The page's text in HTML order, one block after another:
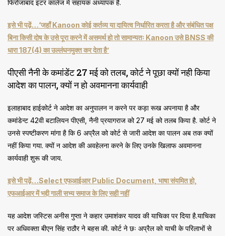
फिरोजाबाद इंटर कालेज में सहायक अध्यापक है.
इसे भी पढ़ें…‘जहाँ Kanoon कोई कर्तव्य या दायित्व निर्धारित करता है और संबंधित पक्ष
बिना किसी दोष के उसे पूरा करने में असमर्थ हो तो सामान्यतः Kanoon उसे BNSS की
धारा 187(4) का उल्लंघनमुक्त कर देता है’
पीएसी नैनी के कमांडेंट 27 मई को तलब, कोर्ट ने पूछा क्यों नही किया
आदेश का पालन, क्यों न हो अवमानना कार्यवाही
इलाहाबाद हाईकोर्ट ने आदेश का अनुपालन न करने पर कड़ा रूख अपनाया है और
कमांडेन्ट 42वी बटालियन पीएसी, नैनी प्रयागराज को 27 मई को तलब किया है. कोर्ट ने
उनसे स्पष्टीकरण मांगा है कि 6 अप्रैल को कोर्ट से जारी आदेश का पालन अब तक क्यों
नहीं किया गया. क्यों न आदेश की अवहेलना करने के लिए उनके खिलाफ अवमानना
कार्यवाही शुरू की जाय.
इसे भी पढ़ें…Select एफआईआर Public Document, भाषा संयमित हो,
एफआईआर में भद्दी गाली सभ्य समाज के लिए सही नहीं
यह आदेश जस्टिस अनीस गुप्ता ने कहार उमाशंकर यादव की याचिका पर दिया है.याचिका
पर अधिवक्ता बीएन सिंह राठौर ने बहस की. कोर्ट ने छः अप्रैल को याची के परिलाभों से